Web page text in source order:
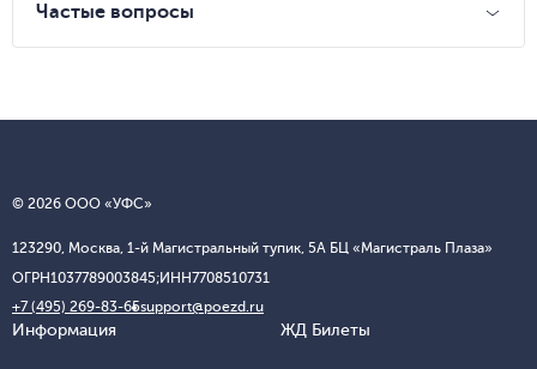
Частые вопросы
© 2026 ООО «УФС»
123290, Москва, 1-й Магистральный тупик, 5А БЦ «Магистраль Плаза»
ОГРН1037789003845;ИНН7708510731
+7 (495) 269-83-65support@poezd.ru
Информация ЖД Билеты